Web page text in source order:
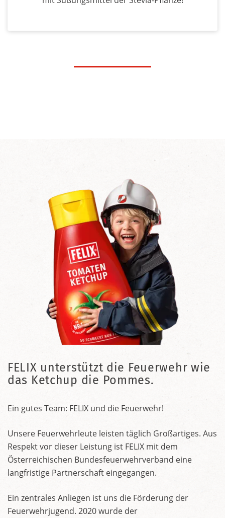
FELIX unterstützt die Feuerwehr wie
das Ketchup die Pommes.
Ein gutes Team: FELIX und die Feuerwehr!
Unsere Feuerwehrleute leisten täglich Großartiges. Aus
Respekt vor dieser Leistung ist FELIX mit dem
Österreichischen Bundesfeuerwehrverband eine
langfristige Partnerschaft eingegangen.
Ein zentrales Anliegen ist uns die Förderung der
Feuerwehrjugend. 2020 wurde der